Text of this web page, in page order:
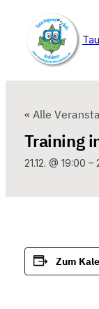
« Alle
Training
21.12. @ 19:00 –
Zum